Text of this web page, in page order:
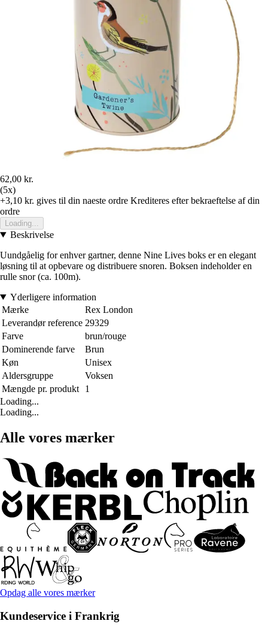
62,00 kr.
(5x)
+3,10 kr. gives til din naeste ordre Krediteres efter bekraeftelse af din
ordre
Loading...
Beskrivelse
Uundgåelig for enhver gartner, denne Nine Lives boks er en elegant
løsning til at opbevare og distribuere snoren. Boksen indeholder en
rulle snor (ca. 100m).
Yderligere information
Mærke
Rex London
Leverandør reference 29329
Farve
brun/rouge
Dominerende farve
Brun
Køn
Unisex
Aldersgruppe
Voksen
Mængde pr. produkt
1
Loading...
Loading...
Alle vores mærker
Opdag alle vores mærker
Kundeservice i Frankrig